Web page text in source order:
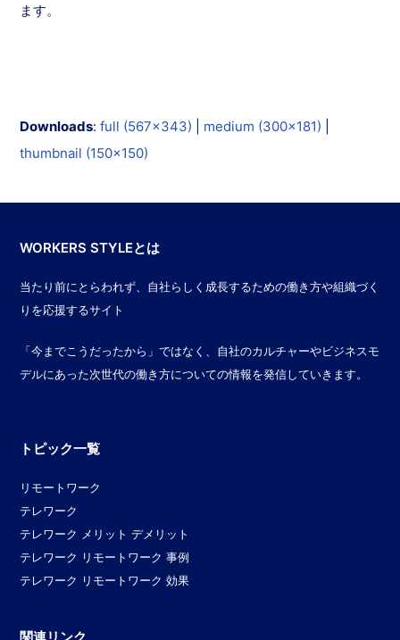
ます。
Downloads:full (567x343) medium (300x181)
thumbnail (150x150)
WORKERS STYLEとは
当たり前にとらわれず、自社らしく成長するための働き方や組織づく
りを応援するサイト
「今までこうだったから」ではなく、自社のカルチャーやビジネスモ
デルにあった次世代の働き方についての情報を発信していきます。
トピック一覧
リモートワーク
テレワーク
テレワーク メリット デメリット
テレワーク リモートワーク 事例
テレワーク リモートワーク 効果